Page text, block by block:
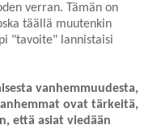
verran. Tämän on
täällä muutenkin
"tavoite" lannistaisi
vanhemmuudesta,
ovat tärkeitä,
että asiat viedään